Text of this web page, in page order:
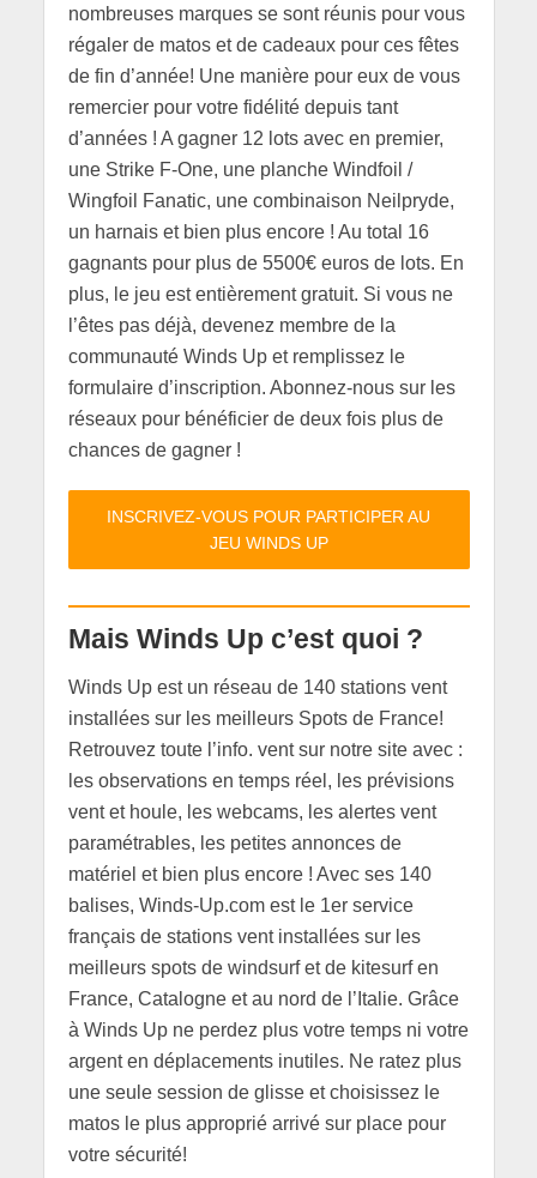
nombreuses marques se sont réunis pour vous
régaler de matos et de cadeaux pour ces fêtes
de fin d’année! Une manière pour eux de vous
remercier pour votre fidélité depuis tant
d’années ! A gagner 12 lots avec en premier,
une Strike F-One, une planche Windfoil /
Wingfoil Fanatic, une combinaison Neilpryde,
un harnais et bien plus encore ! Au total 16
gagnants pour plus de 5500€ euros de lots. En
plus, le jeu est entièrement gratuit. Si vous ne
l’êtes pas déjà, devenez membre de la
communauté Winds Up et remplissez le
formulaire d’inscription. Abonnez-nous sur les
réseaux pour bénéficier de deux fois plus de
chances de gagner !
INSCRIVEZ-VOUS POUR PARTICIPER AU
JEU WINDS UP
Mais Winds Up c’est quoi ?
Winds Up est un réseau de 140 stations vent
installées sur les meilleurs Spots de France!
Retrouvez toute l’info. vent sur notre site avec :
les observations en temps réel, les prévisions
vent et houle, les webcams, les alertes vent
paramétrables, les petites annonces de
matériel et bien plus encore ! Avec ses 140
balises, Winds-Up.com est le 1er service
français de stations vent installées sur les
meilleurs spots de windsurf et de kitesurf en
France, Catalogne et au nord de l’Italie. Grâce
à Winds Up ne perdez plus votre temps ni votre
argent en déplacements inutiles. Ne ratez plus
une seule session de glisse et choisissez le
matos le plus approprié arrivé sur place pour
votre sécurité!